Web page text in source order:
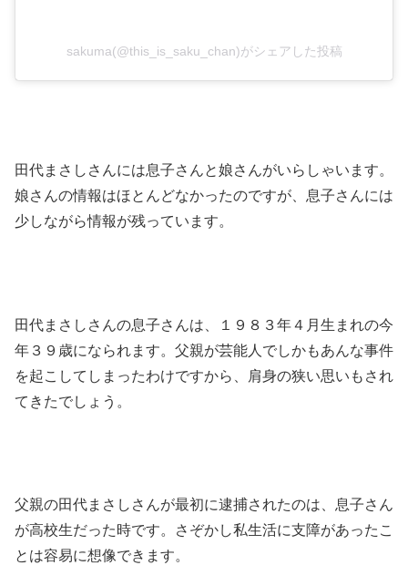
sakuma(@this_is_saku_chan)がシェアした投稿
田代まさしさんには息子さんと娘さんがいらしゃいます。
娘さんの情報はほとんどなかったのですが、息子さんには
少しながら情報が残っています。
田代まさしさんの息子さんは、１９８３年４月生まれの今
年３９歳になられます。父親が芸能人でしかもあんな事件
を起こしてしまったわけですから、肩身の狭い思いもされ
てきたでしょう。
父親の田代まさしさんが最初に逮捕されたのは、息子さん
が高校生だった時です。さぞかし私生活に支障があったこ
とは容易に想像できます。